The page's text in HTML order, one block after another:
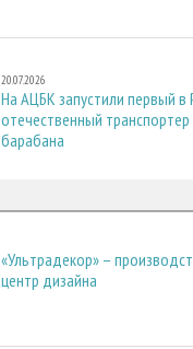
20.07.2026
На АЦБК запустили первый в
отечественный
барабана
«Ультрадекор» –
центр дизайна